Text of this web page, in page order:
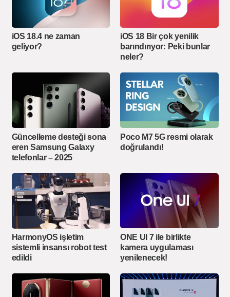
iOS 18.4 ne zaman
geliyor?
iOS 18 Bir çok yenilik
barındırıyor: Peki bunlar
neler?
Güncelleme desteği sona
eren Samsung Galaxy
telefonlar – 2025
Poco M7 5G resmi olarak
doğrulandı!
HarmonyOS işletim
sistemli insansı robot test
edildi
ONE UI 7 ile birlikte
kamera uygulaması
yenilenecek!